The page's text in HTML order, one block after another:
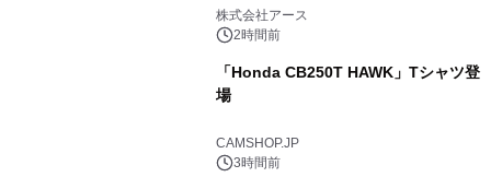
事例を株式会社アースが公開
株式会社アース
2時間前
「Honda CB250T HAWK」Tシャツ登
場
CAMSHOP.JP
3時間前